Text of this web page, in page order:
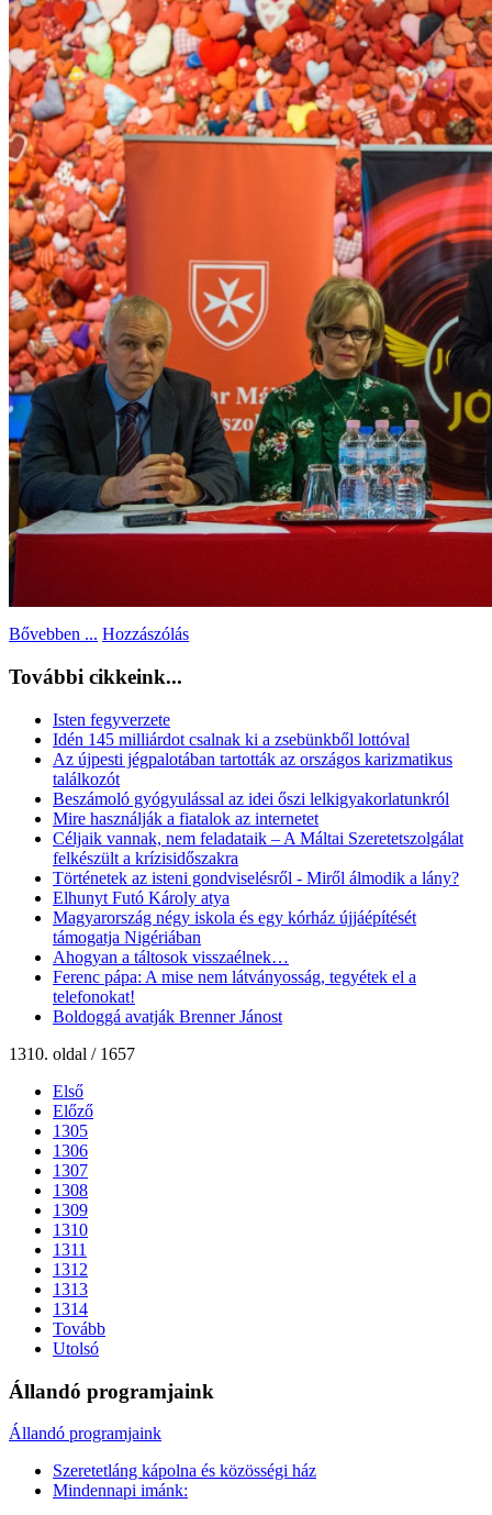
Bővebben ... Hozzászólás
További cikkeink...
Isten fegyverzete
Idén 145 milliárdot csalnak ki a zsebünkből lottóval
Az újpesti jégpalotában tartották az országos karizmatikus
találkozót
Beszámoló gyógyulással az idei őszi lelkigyakorlatunkról
Mire használják a fiatalok az internetet
Céljaik vannak, nem feladataik – A Máltai Szeretetszolgálat
felkészült a krízisidőszakra
Történetek az isteni gondviselésről - Miről álmodik a lány?
Elhunyt Futó Károly atya
Magyarország négy iskola és egy kórház újjáépítését
támogatja Nigériában
Ahogyan a táltosok visszaélnek…
Ferenc pápa: A mise nem látványosság, tegyétek el a
telefonokat!
Boldoggá avatják Brenner Jánost
1310. oldal / 1657
Első
Előző
1305
1306
1307
1308
1309
1310
1311
1312
1313
1314
Tovább
Utolsó
Állandó programjaink
Állandó programjaink
Szeretetláng kápolna és közösségi ház
Mindennapi imánk: